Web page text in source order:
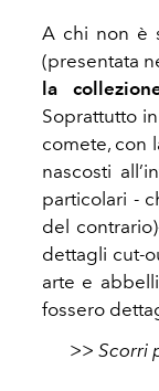
A chi non è
(presentata
la
Soprattutto
comete, con
nascosti
particolari -
del
dettagli cut-
arte e
fossero
>> Scorri